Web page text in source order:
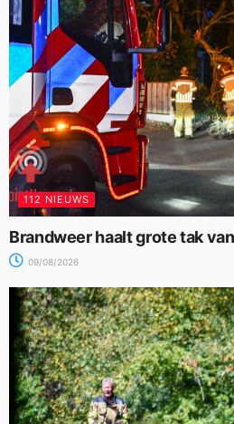
112 NIEUWS
Brandweer haalt grote tak
09/08/2026